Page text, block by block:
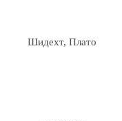
Шидехт, Плато